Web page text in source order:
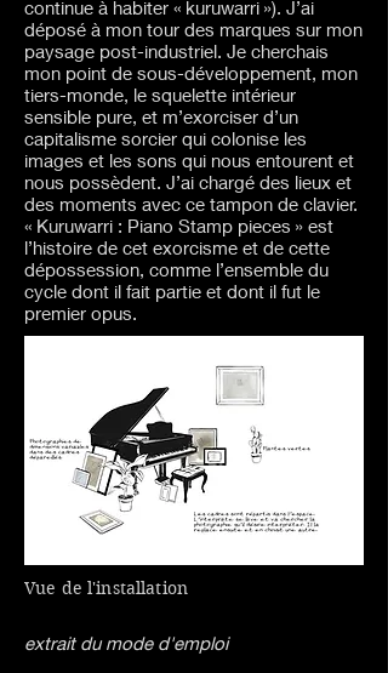
continue à habiter « kuruwarri »). J’ai
déposé à mon tour des marques sur mon
paysage post-industriel. Je cherchais
mon point de sous-développement, mon
tiers-monde, le squelette intérieur
sensible pure, et m’exorciser d’un
capitalisme sorcier qui colonise les
images et les sons qui nous entourent et
nous possèdent. J’ai chargé des lieux et
des moments avec ce tampon de clavier.
« Kuruwarri : Piano Stamp pieces » est
l’histoire de cet exorcisme et de cette
dépossession, comme l’ensemble du
cycle dont il fait partie et dont il fut le
premier opus.
Vue de l'installation
extrait du mode d'emploi